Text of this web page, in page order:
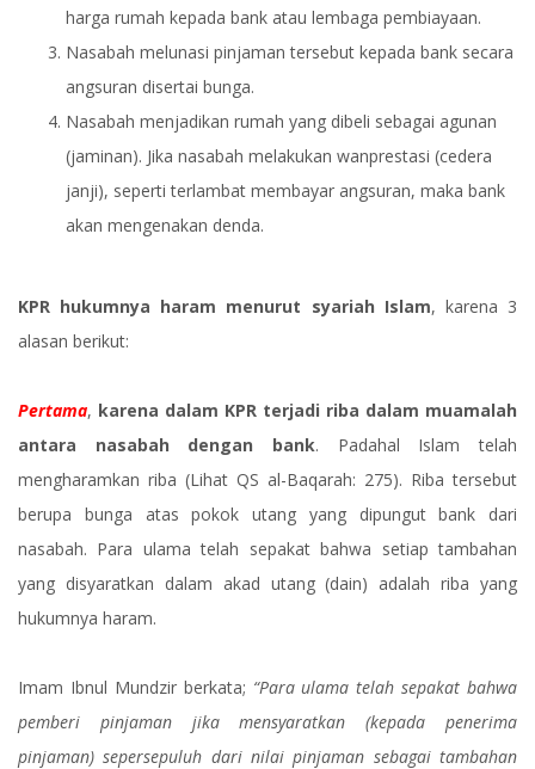
harga rumah kepada bank atau lembaga pembiayaan.
Nasabah melunasi pinjaman tersebut kepada bank secara
angsuran disertai bunga.
Nasabah menjadikan rumah yang dibeli sebagai agunan
(jaminan). Jika nasabah melakukan wanprestasi (cedera
janji), seperti terlambat membayar angsuran, maka bank
akan mengenakan denda.
KPR hukumnya haram menurut syariah Islam, karena 3
alasan berikut:
Pertama, karena dalam KPR terjadi riba dalam muamalah
antara nasabah dengan bank. Padahal Islam telah
mengharamkan riba (Lihat QS al-Baqarah: 275). Riba tersebut
berupa bunga atas pokok utang yang dipungut bank dari
nasabah. Para ulama telah sepakat bahwa setiap tambahan
yang disyaratkan dalam akad utang (dain) adalah riba yang
hukumnya haram.
Imam Ibnul Mundzir berkata; “Para ulama telah sepakat bahwa
pemberi pinjaman jika mensyaratkan (kepada penerima
pinjaman) sepersepuluh dari nilai pinjaman sebagai tambahan